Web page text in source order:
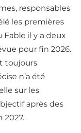
responsables
les premières
il y a deux
pour fin 2026.
toujours
n’a été
sur les
après des
2027.